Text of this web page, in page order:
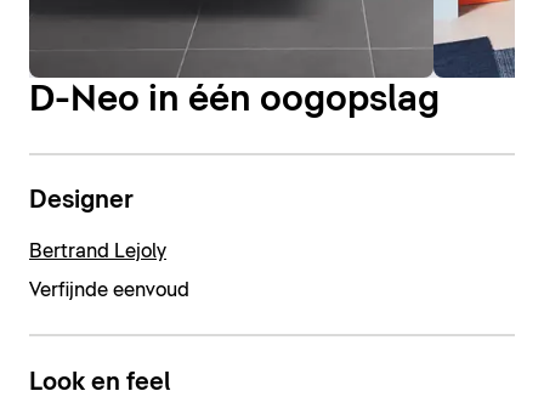
D-Neo in één oogopslag
Designer
Bertrand Lejoly
Verfijnde eenvoud
Look en feel